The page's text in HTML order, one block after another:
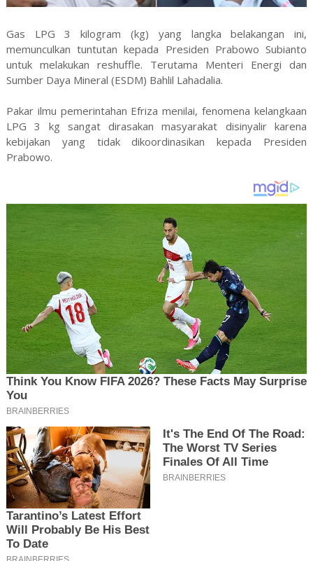
Gas LPG 3 kilogram (kg) yang langka belakangan ini,
memunculkan tuntutan kepada Presiden Prabowo Subianto
untuk melakukan reshuffle. Terutama Menteri Energi dan
Sumber Daya Mineral (ESDM) Bahlil Lahadalia.
Pakar ilmu pemerintahan Efriza menilai, fenomena kelangkaan
LPG 3 kg sangat dirasakan masyarakat disinyalir karena
kebijakan yang tidak dikoordinasikan kepada Presiden
Prabowo.